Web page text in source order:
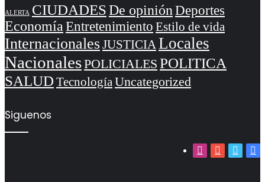
ALERTA CIUDADESDe opinión Deportes
Economía Entretenimiento Estilo de vida
InternacionalesJUSTICIA Locales
NacionalesPOLICIALES POLITICA
SALUD Tecnología Uncategorized
Siguenos
Twitter
YouTube
Instagram